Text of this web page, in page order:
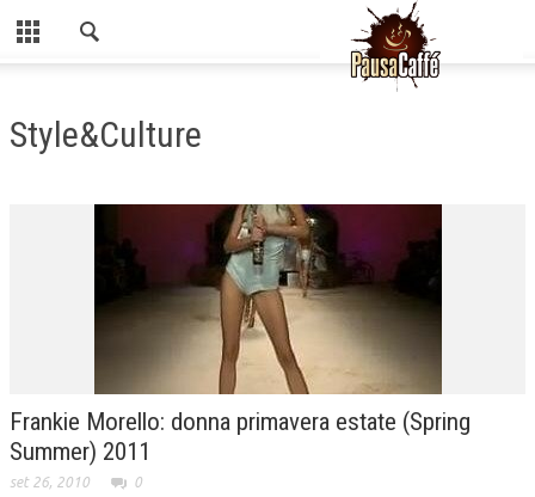
Chiudi
MUSICA
CINEMA E SERIE TV
COLONNE SONORE
STYLE&CULTURE
Style&Culture
Frankie Morello: donna primavera estate (Spring
Summer) 2011
set 26, 2010 0